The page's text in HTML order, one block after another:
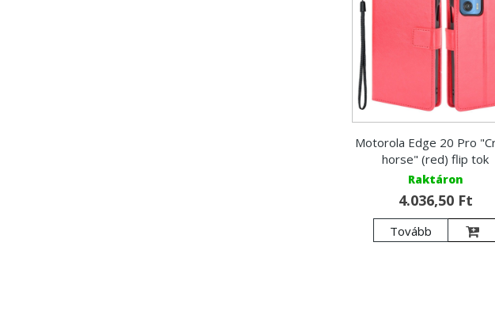
Motorola Edge 20 Pro
horse" (red) flip tok
Raktáron
4.036,50 Ft
Tovább